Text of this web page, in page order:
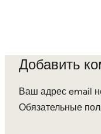
Добавить
Ваш адрес email
Обязательные